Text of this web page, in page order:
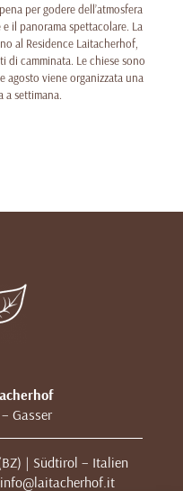
per godere dell’atmosfera
il panorama spettacolare. La
al Residence Laitacherhof,
di camminata. Le chiese sono
agosto viene organizzata una
a settimana.
Gasser
| Südtirol – Italien
info@laitacherhof.it